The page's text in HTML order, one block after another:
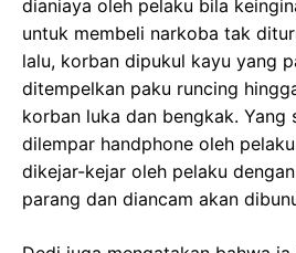
dianiaya oleh pelaku bila
untuk membeli narkoba tak
lalu, korban dipukul kayu yang
ditempelkan paku runcing
korban luka dan bengkak. Yang
dilempar handphone oleh
dikejar-kejar oleh pelaku
parang dan diancam akan